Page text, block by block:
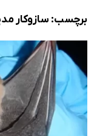
برچسب: سازوکار